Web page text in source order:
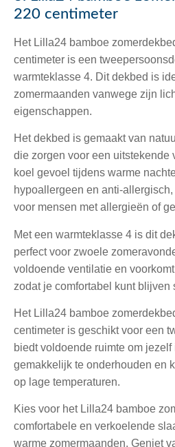
220 centimeter
Het Lilla24 bamboe
centimeter is een
warmteklasse 4. Dit dekbed is
zomermaanden vanwege zijn
eigenschappen.
Het dekbed is gemaakt van
die zorgen voor een uitstekende
koel gevoel tijdens warme
hypoallergeen en anti-
voor mensen met allergieën of
Met een warmteklasse 4 is dit
perfect voor zwoele
voldoende ventilatie en
zodat je comfortabel kunt blijven
Het Lilla24 bamboe
centimeter is geschikt voor een
biedt voldoende ruimte om
gemakkelijk te onderhouden en
op lage temperaturen.
Kies voor het Lilla24 bamboe
comfortabele en verkoelende
warme zomermaanden. Geniet